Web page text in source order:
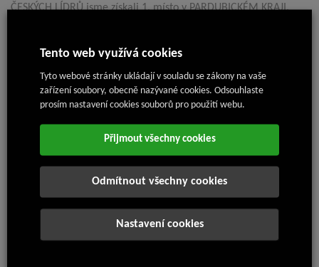
ČESKÝCH LÍDRŮ jsme získali 1. místo v PARDUBICKÉM KRAJI.
s více než stoletou tradicí, která vyrábí plastové a kovové
výrobky, nástroje, spotřebiče i Motúčko, dodává do
automobilového sektoru a staví na kvalitě, inovacích a
společenské odpovědnosti.
– tohle vítězství je i vaše!
Tento web využívá cookies
Tyto webové stránky ukládají v souladu se zákony na vaše
zařízení soubory, obecně nazývané cookies. Odsouhlaste
prosím nastavení cookies souborů pro použití webu.
Přijmout všechny cookies
Odmítnout všechny cookies
Nastavení cookies